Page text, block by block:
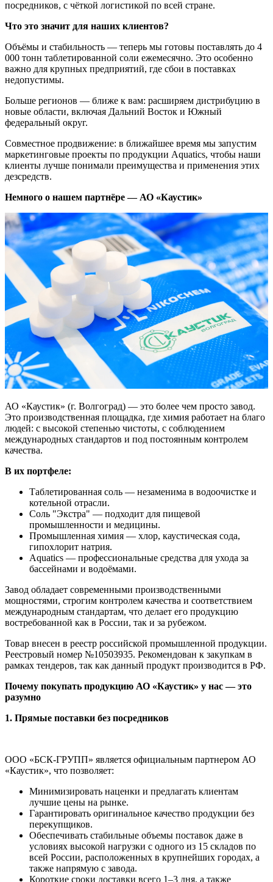
посредников, с чёткой логистикой по всей стране.
Что это значит для наших клиентов?
Объёмы и стабильность — теперь мы готовы поставлять до 4
000 тонн таблетированной соли ежемесячно. Это особенно
важно для крупных предприятий, где сбои в поставках
недопустимы.
Больше регионов — ближе к вам: расширяем дистрибуцию в
новые области, включая Дальний Восток и Южный
федеральный округ.
Совместное продвижение: в ближайшее время мы запустим
маркетинговые проекты по продукции Aquatics, чтобы наши
клиенты лучше понимали преимущества и применения этих
дезсредств.
Немного о нашем партнёре — АО «Каустик»
АО «Каустик» (г. Волгоград) — это более чем просто завод.
Это производственная площадка, где химия работает на благо
людей: с высокой степенью чистоты, с соблюдением
международных стандартов и под постоянным контролем
качества.
В их портфеле:
Таблетированная соль — незаменима в водоочистке и
котельной отрасли.
Соль "Экстра" — подходит для пищевой
промышленности и медицины.
Промышленная химия — хлор, каустическая сода,
гипохлорит натрия.
Aquatics — профессиональные средства для ухода за
бассейнами и водоёмами.
Завод обладает современными производственными
мощностями, строгим контролем качества и соответствием
международным стандартам, что делает его продукцию
востребованной как в России, так и за рубежом.
Товар внесен в реестр российской промышленной продукции.
Реестровый номер №10503935. Рекомендован к закупкам в
рамках тендеров, так как данный продукт производится в РФ.
Почему покупать продукцию АО «Каустик» у нас — это
разумно
1. Прямые поставки без посредников
ООО «БСК-ГРУПП» является официальным партнером АО
«Каустик», что позволяет:
Минимизировать наценки и предлагать клиентам
лучшие цены на рынке.
Гарантировать оригинальное качество продукции без
перекупщиков.
Обеспечивать стабильные объемы поставок даже в
условиях высокой нагрузки с одного из 15 складов по
всей России, расположенных в крупнейших городах, а
также напрямую с завода.
Короткие сроки доставки всего 1–3 дня, а также